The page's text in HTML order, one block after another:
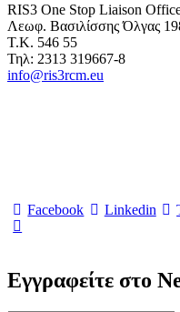
RIS3 One Stop Liaison
Λεωφ. Βασιλίσσης Όλγας
Τ.Κ. 546 55
Τηλ: 2313 319667-8
info@ris3rcm.eu
Facebook Linkedin
Εγγραφείτε στο